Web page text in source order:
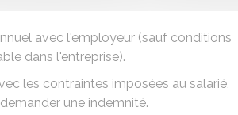
avec l'employeur (sauf conditions
dans l'entreprise).
les contraintes imposées au salarié,
une indemnité.